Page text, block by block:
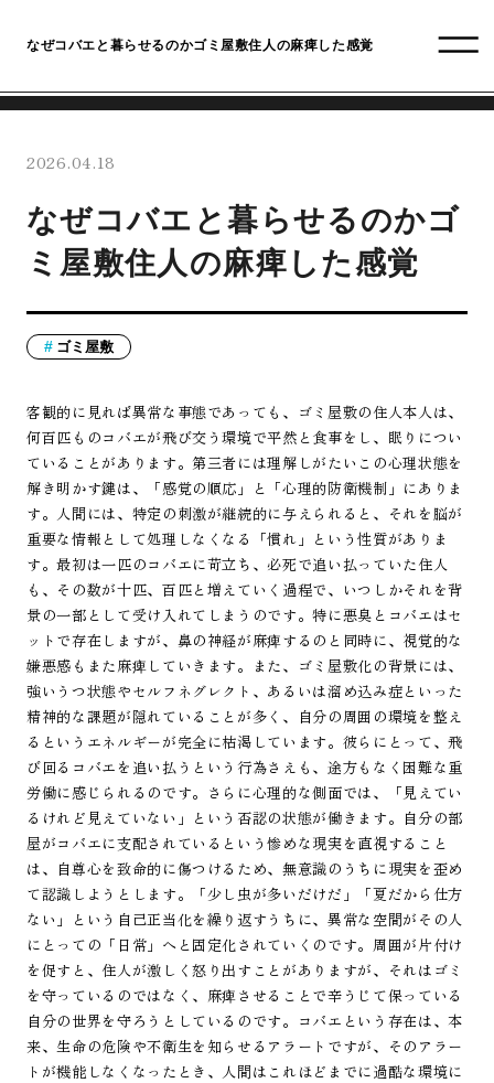
なぜコバエと暮らせるのかゴミ屋敷住人の麻痺した感覚
2026.04.18
なぜコバエと暮らせるのかゴ
ミ屋敷住人の麻痺した感覚
ゴミ屋敷
客観的に見れば異常な事態であっても、ゴミ屋敷の住人本人は、
何百匹ものコバエが飛び交う環境で平然と食事をし、眠りについ
ていることがあります。第三者には理解しがたいこの心理状態を
解き明かす鍵は、「感覚の順応」と「心理的防衛機制」にありま
す。人間には、特定の刺激が継続的に与えられると、それを脳が
重要な情報として処理しなくなる「慣れ」という性質がありま
す。最初は一匹のコバエに苛立ち、必死で追い払っていた住人
も、その数が十匹、百匹と増えていく過程で、いつしかそれを背
景の一部として受け入れてしまうのです。特に悪臭とコバエはセ
ットで存在しますが、鼻の神経が麻痺するのと同時に、視覚的な
嫌悪感もまた麻痺していきます。また、ゴミ屋敷化の背景には、
強いうつ状態やセルフネグレクト、あるいは溜め込み症といった
精神的な課題が隠れていることが多く、自分の周囲の環境を整え
るというエネルギーが完全に枯渇しています。彼らにとって、飛
び回るコバエを追い払うという行為さえも、途方もなく困難な重
労働に感じられるのです。さらに心理的な側面では、「見えてい
るけれど見えていない」という否認の状態が働きます。自分の部
屋がコバエに支配されているという惨めな現実を直視すること
は、自尊心を致命的に傷つけるため、無意識のうちに現実を歪め
て認識しようとします。「少し虫が多いだけだ」「夏だから仕方
ない」という自己正当化を繰り返すうちに、異常な空間がその人
にとっての「日常」へと固定化されていくのです。周囲が片付け
を促すと、住人が激しく怒り出すことがありますが、それはゴミ
を守っているのではなく、麻痺させることで辛うじて保っている
自分の世界を守ろうとしているのです。コバエという存在は、本
来、生命の危険や不衛生を知らせるアラートですが、そのアラー
トが機能しなくなったとき、人間はこれほどまでに過酷な環境に